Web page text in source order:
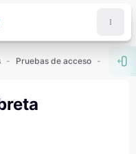
Pruebas de acceso PCE